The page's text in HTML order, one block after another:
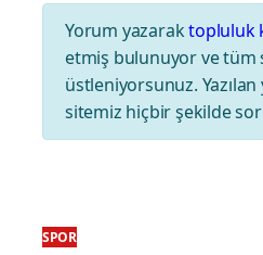
Yorum yazaraktopluluk
etmiş bulunuyor ve
üstleniyorsunuz.
sitemiz hiçbir şekilde
SPOR